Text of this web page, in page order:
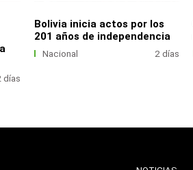
días
Bolivia inicia actos por los
201 años de independencia
Nacional 2 días